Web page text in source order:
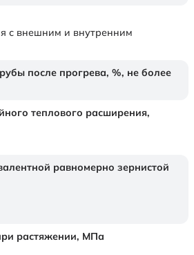
с внешним и внутренним
после прогрева, %, не более
теплового расширения,
равномерно зернистой
растяжении, МПа